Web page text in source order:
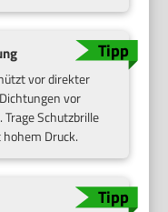
vor direkter
vor
Schutzbrille
Druck.